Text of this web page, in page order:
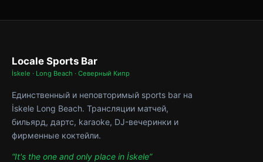
Locale Sports Bar
İskele · Long Beach · Северный Кипр
Единственный и неповторимый sports bar на
İskele Long Beach. Трансляции матчей,
бильярд, дартс, karaoke, DJ-вечеринки и
фирменные коктейли.
“It's the one and only place in İskele”